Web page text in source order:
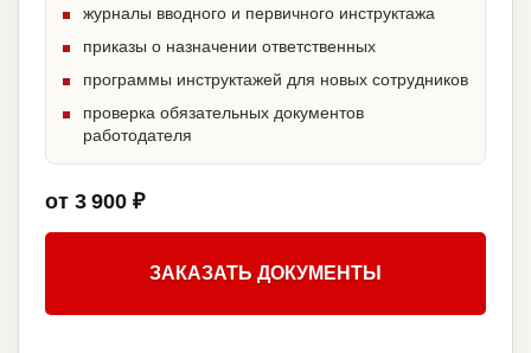
журналы вводного и первичного инструктажа
приказы о назначении ответственных
программы инструктажей для новых сотрудников
проверка обязательных документов
работодателя
от 3 900 ₽
ЗАКАЗАТЬ ДОКУМЕНТЫ